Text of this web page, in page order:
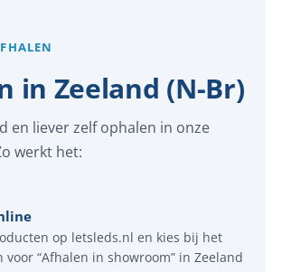
in Zeeland (N-Br)
en liever zelf ophalen in onze
werkt het:
op letsleds.nl en kies bij het
voor “Afhalen in showroom” in Zeeland